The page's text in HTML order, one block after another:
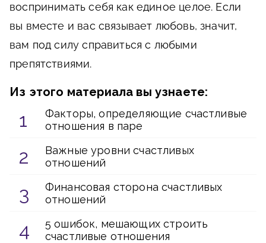
воспринимать себя как единое целое. Если
вы вместе и вас связывает любовь, значит,
вам под силу справиться с любыми
препятствиями.
Из этого материала вы узнаете:
Факторы, определяющие счастливые
отношения в паре
Важные уровни счастливых
отношений
Финансовая сторона счастливых
отношений
5 ошибок, мешающих строить
счастливые отношения